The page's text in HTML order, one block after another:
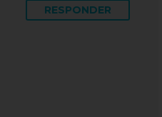
RESPONDER